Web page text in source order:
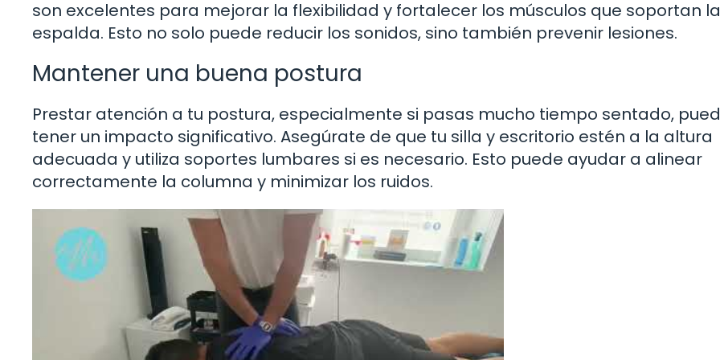
son excelentes para mejorar la flexibilidad y fortalecer los músculos que soportan la
espalda. Esto no solo puede reducir los sonidos, sino también prevenir lesiones.
Mantener una buena postura
Prestar atención a tu postura, especialmente si pasas mucho tiempo sentado,
tener un impacto significativo. Asegúrate de que tu silla y escritorio estén a la altura
adecuada y utiliza soportes lumbares si es necesario. Esto puede ayudar a alinear
correctamente la columna y minimizar los ruidos.